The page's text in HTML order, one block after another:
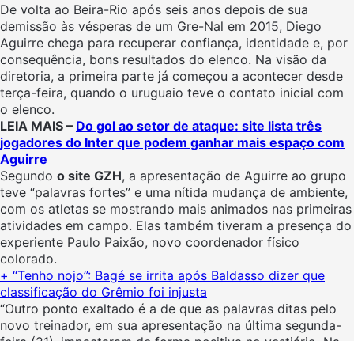
De volta ao Beira-Rio após seis anos depois de sua
demissão às vésperas de um Gre-Nal em 2015, Diego
Aguirre chega para recuperar confiança, identidade e, por
consequência, bons resultados do elenco. Na visão da
diretoria, a primeira parte já começou a acontecer desde
terça-feira, quando o uruguaio teve o contato inicial com
o elenco.
LEIA MAIS – Do gol ao setor de ataque: site lista três
jogadores do Inter que podem ganhar mais espaço com
Aguirre
Segundo o site GZH, a apresentação de Aguirre ao grupo
teve “palavras fortes” e uma nítida mudança de ambiente,
com os atletas se mostrando mais animados nas primeiras
atividades em campo. Elas também tiveram a presença do
experiente Paulo Paixão, novo coordenador físico
colorado.
+ “Tenho nojo”: Bagé se irrita após Baldasso dizer que
classificação do Grêmio foi injusta
“Outro ponto exaltado é a de que as palavras ditas pelo
novo treinador, em sua apresentação na última segunda-